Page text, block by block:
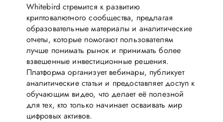
Whitebird стремится к развитию
криптовалютного сообщества, предлагая
образовательные материалы и аналитические
отчеты, которые помогают пользователям
лучше понимать рынок и принимать более
взвешенные инвестиционные решения.
Платформа организует вебинары, публикует
аналитические статьи и предоставляет доступ к
обучающим видео, что делает её полезной
для тех, кто только начинает осваивать мир
цифровых активов.